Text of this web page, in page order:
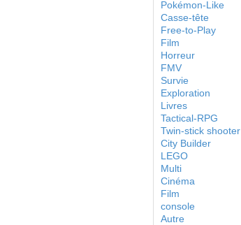
Pokémon-Like
Casse-tête
Free-to-Play
Film
Horreur
FMV
Survie
Exploration
Livres
Tactical-RPG
Twin-stick shooter
City Builder
LEGO
Multi
Cinéma
Film
console
Autre